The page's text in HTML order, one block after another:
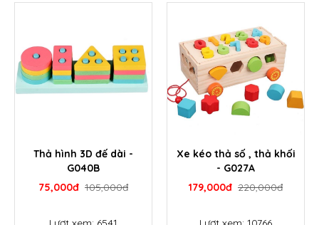
Thả hình 3D đế dài -
G040B
75,000đ 105,000đ
Xe kéo thả số , thả khối
- G027A
179,000đ 220,000đ